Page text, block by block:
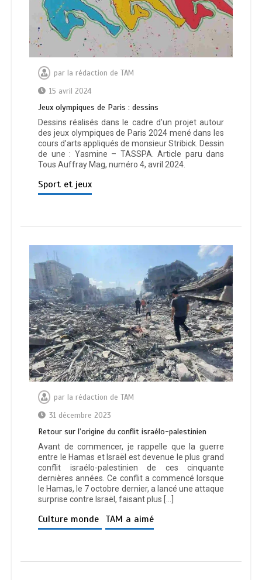
par la rédaction de TAM
15 avril 2024
Jeux olympiques de Paris : dessins
Dessins réalisés dans le cadre d’un projet autour
des jeux olympiques de Paris 2024 mené dans les
cours d’arts appliqués de monsieur Stribick. Dessin
de une : Yasmine – TASSPA. Article paru dans
Tous Auffray Mag, numéro 4, avril 2024.
Sport et jeux
par la rédaction de TAM
31 décembre 2023
Retour sur l’origine du conflit israélo-palestinien
Avant de commencer, je rappelle que la guerre
entre le Hamas et Israël est devenue le plus grand
conflit israélo-palestinien de ces cinquante
dernières années. Ce conflit a commencé lorsque
le Hamas, le 7 octobre dernier, a lancé une attaque
surprise contre Israël, faisant plus […]
Culture monde TAM a aimé